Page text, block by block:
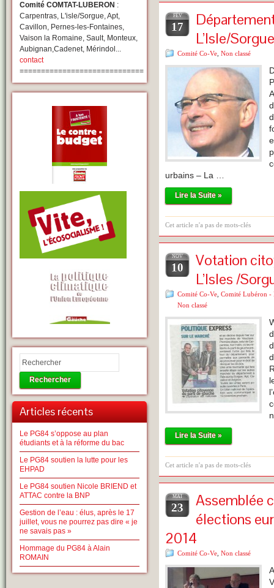
Comité COMTAT-LUBERON :
Carpentras, L'isle/Sorgue, Apt,
Cavillon, Pernes-les-Fontaines,
Vaison la Romaine, Sault, Monteux,
Aubignan,Cadenet, Mérindol...
contact
=============================
Rechercher
Articles récents
Le PG84 s’oppose au plan
étudiants et à la réforme du bac
Le PG84 soutien la lutte pour les
EHPAD
Le PG84 soutien Nicole BRIEND et
ATTAC contre la BNP
Gestion de l’eau : élus, après le 17
juillet, vous ne pourrez pas dire « je
ne savais pas »
Hommage du PG84 à Alain
ROMAIN
FÉV
17
L’Isle/Sorgue
Comité Co-Ve Non classé
urbains – La …
Lire la Suite »
Cet article n'a pas de mots-clés
NOV
10
Votation
L’Isles /
Comité Co-Ve Comité Lubéron -
Non classé
Lire la Suite »
Cet article n'a pas de mots-clés
MAI
23
Assemblée
élections
2014
Comité Co-Ve Non classé